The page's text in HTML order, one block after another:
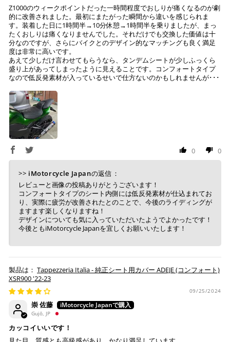
Z1000のウィークポイントだった一時間程度でおしりが痛くなるのが劇
的に改善されました。最初にまたがった瞬間から違いを感じられま
す。装着した日に1時間半→10分休憩→1時間半を乗りましたが、まっ
たくおしりは痛くなりませんでした。それだけでも交換した価値は十
分なのですが、さらにバイクとのデザイン的なマッチングも良く満足
度は非常に高いです。
あえて少しだけ言わせてもらうなら、タンデムシートが少しふっくら
盛り上があってしまったように見えることです。コンフォートタイプ
なので低反発素材が入っているせいで仕方ないのかもしれませんが･･･
0 0
>> iMotorcycle Japanの返信：
レビューと画像の投稿ありがとうございます！
コンフォートタイプのシート内側には低反発素材が仕込まれてお
り、実際に疲労が改善されたとのことで、今後のライディングが
ますます楽しくなりますね！
デザインについても気に入っていただいたようでよかったです！
今後ともiMotorcycle Japanを宜しくお願いいたします！
Tappezzeria Italia - 純正シート用カバー ADEJE (コンフォート)
XSR900 '22-23
09/25/2024
崇 佐藤
Gujō, JP
カッコイいいです！